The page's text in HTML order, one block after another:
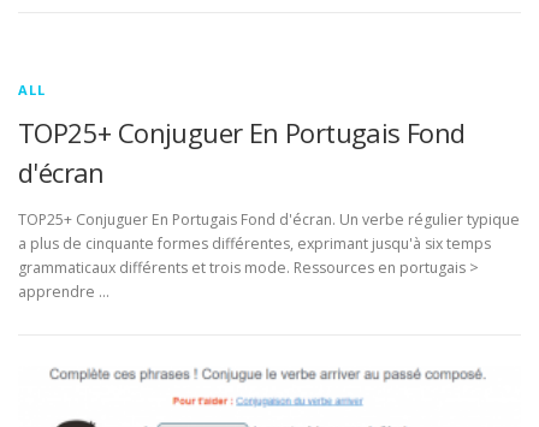
ALL
TOP25+ Conjuguer En Portugais Fond
d'écran
TOP25+ Conjuguer En Portugais Fond d'écran. Un verbe régulier typique
a plus de cinquante formes différentes, exprimant jusqu'à six temps
grammaticaux différents et trois mode. Ressources en portugais >
apprendre …